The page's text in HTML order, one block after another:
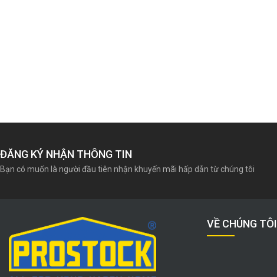
ĐĂNG KÝ NHẬN THÔNG TIN
Bạn có muốn là người đầu tiên nhận khuyến mãi hấp dẫn từ chúng tôi
VỀ CHÚNG TÔI